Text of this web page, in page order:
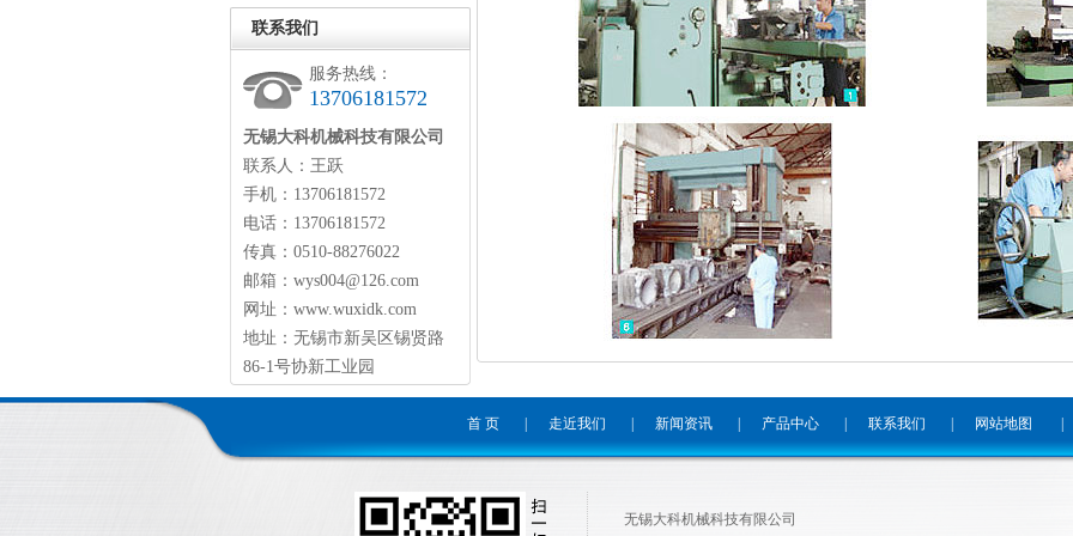
联系我们
服务热线：
13706181572
无锡大科机械科技有限公司
联系人：王跃
手机：13706181572
电话：13706181572
传真：0510-88276022
邮箱：wys004@126.com
网址：www.wuxidk.com
地址：无锡市新吴区锡贤路
86-1号协新工业园
首 页 走近我们 新闻资讯 产品中心 联系我们 网站地图
无锡大科机械科技有限公司